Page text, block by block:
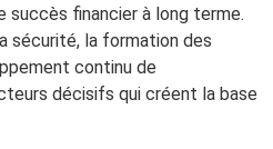
succès financier à long terme.
sécurité, la formation des
continu de
décisifs qui créent la base